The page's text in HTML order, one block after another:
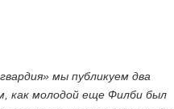
мы публикуем два
как молодой еще Филби был